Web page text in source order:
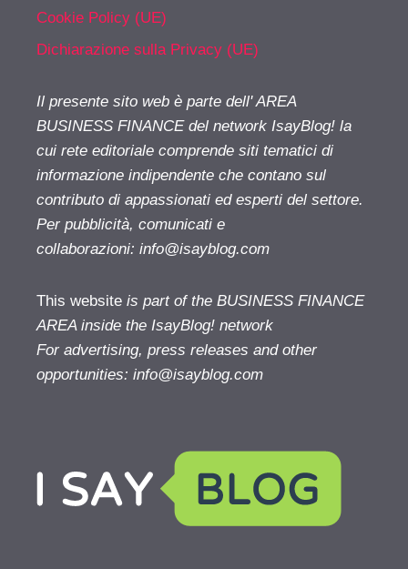
Cookie Policy (UE)
Dichiarazione sulla Privacy (UE)
Il presente sito web è parte dell' AREA
BUSINESS FINANCE del network IsayBlog! la
cui rete editoriale comprende siti tematici di
informazione indipendente che contano sul
contributo di appassionati ed esperti del settore.
Per pubblicità, comunicati e
collaborazioni: info@isayblog.com
This website is part of the BUSINESS FINANCE
AREA inside the IsayBlog! network
For advertising, press releases and other
opportunities: info@isayblog.com